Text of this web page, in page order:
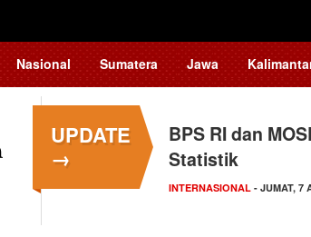
Nasional Sumatera Jawa
UPDATE
→
BPS RI dan
Statistik
INTERNASIONAL - JUMAT, 7